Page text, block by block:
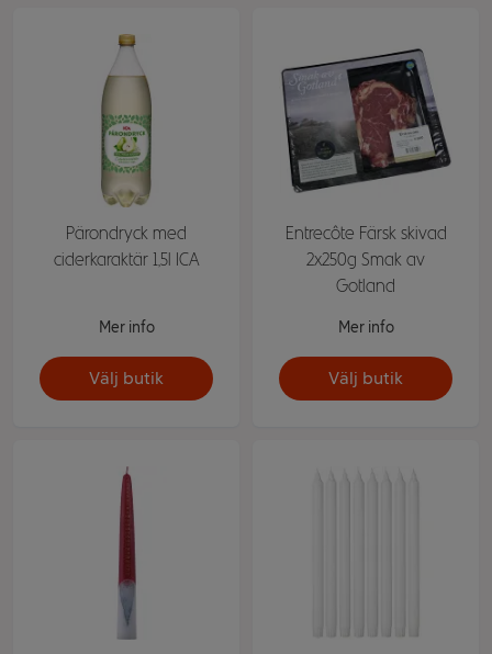
Pärondryck med
ciderkaraktär 1,5l ICA
Mer info
Välj butik
Entrecôte Färsk skivad
2x250g Smak av
Gotland
Mer info
Välj butik